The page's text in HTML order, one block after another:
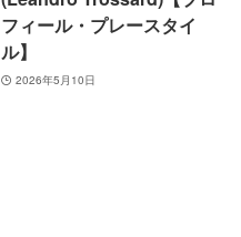
フィール・プレースタイ
ル】
2026年5月10日